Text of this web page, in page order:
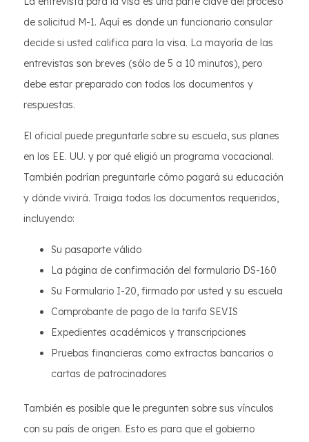
de solicitud M-1. Aquí es donde un funcionario consular
decide si usted califica para la visa. La mayoría de las
entrevistas son breves (sólo de 5 a 10 minutos), pero
debe estar preparado con todos los documentos y
respuestas.
El oficial puede preguntarle sobre su escuela, sus planes
en los EE. UU. y por qué eligió un programa vocacional.
También podrían preguntarle cómo pagará su educación
y dónde vivirá. Traiga todos los documentos requeridos,
incluyendo:
Su pasaporte válido
La página de confirmación del formulario DS-160
Su Formulario I-20, firmado por usted y su escuela
Comprobante de pago de la tarifa SEVIS
Expedientes académicos y transcripciones
Pruebas financieras como extractos bancarios o
cartas de patrocinadores
También es posible que le pregunten sobre sus vínculos
con su país de origen. Esto es para que el gobierno